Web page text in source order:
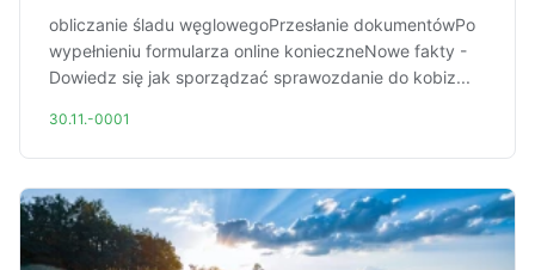
obliczanie śladu węglowegoPrzesłanie dokumentówPo
wypełnieniu formularza online konieczneNowe fakty -
Dowiedz się jak sporządzać sprawozdanie do kobiz...
30.11.-0001